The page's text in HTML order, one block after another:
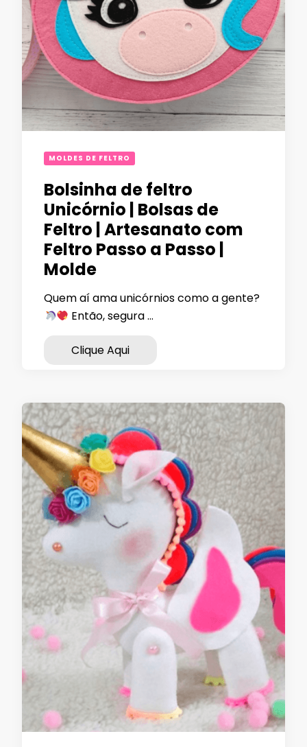
MOLDES DE FELTRO
Bolsinha de feltro
Unicórnio | Bolsas de
Feltro | Artesanato com
Feltro Passo a Passo |
Molde
Quem aí ama unicórnios como a gente?
Então, segura …
Clique Aqui